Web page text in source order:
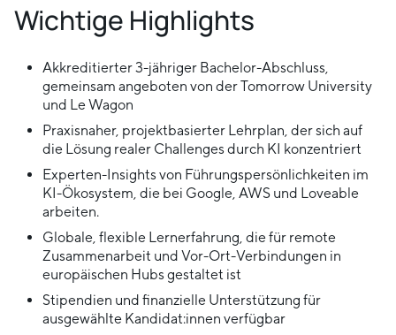
Wichtige Highlights
Akkreditierter 3-jähriger Bachelor-Abschluss,
gemeinsam angeboten von der Tomorrow University
und Le Wagon
Praxisnaher, projektbasierter Lehrplan, der sich auf
die Lösung realer Challenges durch KI konzentriert
Experten-Insights von Führungspersönlichkeiten im
KI-Ökosystem, die bei Google, AWS und Loveable
arbeiten.
Globale, flexible Lernerfahrung, die für remote
Zusammenarbeit und Vor-Ort-Verbindungen in
europäischen Hubs gestaltet ist
Stipendien und finanzielle Unterstützung für
ausgewählte Kandidat:innen verfügbar